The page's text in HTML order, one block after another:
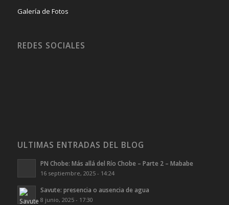
Galería de Fotos
REDES SOCIALES
ULTIMAS ENTRADAS DEL BLOG
PN Chobe: Más allá del Río Chobe – Parte 2 – Mababe
16 septiembre, 2025 - 14:24
Savute: presencia o ausencia de agua
8 junio, 2025 - 17:30